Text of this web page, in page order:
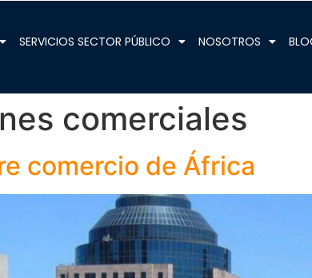
SERVICIOS SECTOR PÚBLICO NOSOTROS
comerciales
comercio de África